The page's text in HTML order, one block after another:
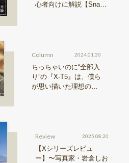
心者向けに解説【Snap
Column 2024.01.30
ちっちゃいのに“全部入
り”の『X-T5』は、僕ら
が思い描いた理想の写
Review 2025.08.20
【Xシリーズレビュ
ー】〜写真家・岩倉しお